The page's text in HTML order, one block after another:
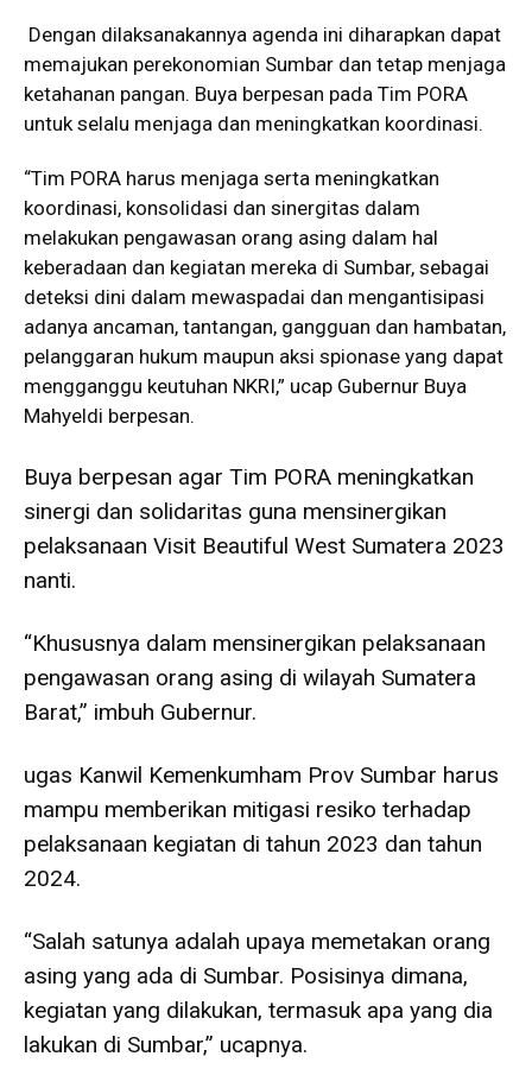
Dengan dilaksanakannya agenda ini diharapkan dapat
memajukan perekonomian Sumbar dan tetap menjaga
ketahanan pangan. Buya berpesan pada Tim PORA
untuk selalu menjaga dan meningkatkan koordinasi.
“Tim PORA harus menjaga serta meningkatkan
koordinasi, konsolidasi dan sinergitas dalam
melakukan pengawasan orang asing dalam hal
keberadaan dan kegiatan mereka di Sumbar, sebagai
deteksi dini dalam mewaspadai dan mengantisipasi
adanya ancaman, tantangan, gangguan dan hambatan,
pelanggaran hukum maupun aksi spionase yang dapat
mengganggu keutuhan NKRI,” ucap Gubernur Buya
Mahyeldi berpesan.
Buya berpesan agar Tim PORA meningkatkan
sinergi dan solidaritas guna mensinergikan
pelaksanaan Visit Beautiful West Sumatera 2023
nanti.
“Khususnya dalam mensinergikan pelaksanaan
pengawasan orang asing di wilayah Sumatera
Barat,” imbuh Gubernur.
ugas Kanwil Kemenkumham Prov Sumbar harus
mampu memberikan mitigasi resiko terhadap
pelaksanaan kegiatan di tahun 2023 dan tahun
2024.
“Salah satunya adalah upaya memetakan orang
asing yang ada di Sumbar. Posisinya dimana,
kegiatan yang dilakukan, termasuk apa yang dia
lakukan di Sumbar,” ucapnya.